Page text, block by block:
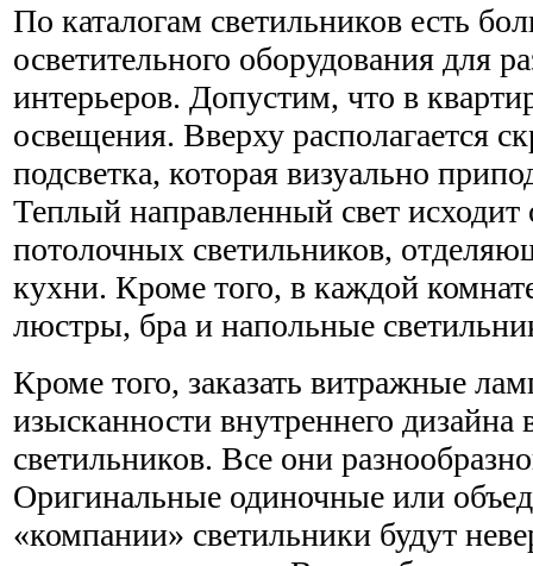
По каталогам светильников есть
осветительного оборудования для
интерьеров. Допустим, что в
освещения. Вверху располагается
подсветка, которая визуально
Теплый направленный свет
потолочных светильников,
кухни. Кроме того, в каждой
люстры, бра и напольные
Кроме того, заказать витражные
изысканности внутреннего
светильников. Все они
Оригинальные одиночные или
«компании» светильники будут